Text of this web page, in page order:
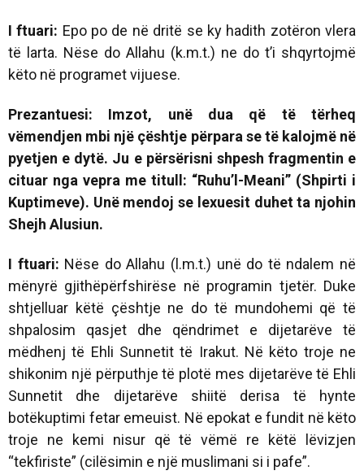
I ftuari: Epo po de në dritë se ky hadith zotëron vlera
të larta. Nëse do Allahu (k.m.t.) ne do t’i shqyrtojmë
këto në programet vijuese.
Prezantuesi: Imzot, unë dua që të tërheq
vëmendjen mbi një çështje përpara se të kalojmë në
pyetjen e dytë. Ju e përsërisni shpesh fragmentin e
cituar nga vepra me titull: “Ruhu’l-Meani” (Shpirti i
Kuptimeve). Unë mendoj se lexuesit duhet ta njohin
Shejh Alusiun.
I ftuari: Nëse do Allahu (l.m.t.) unë do të ndalem në
mënyrë gjithëpërfshirëse në programin tjetër. Duke
shtjelluar këtë çështje ne do të mundohemi që të
shpalosim qasjet dhe qëndrimet e dijetarëve të
mëdhenj të Ehli Sunnetit të Irakut. Në këto troje ne
shikonim një përputhje të plotë mes dijetarëve të Ehli
Sunnetit dhe dijetarëve shiitë derisa të hynte
botëkuptimi fetar emeuist. Në epokat e fundit në këto
troje ne kemi nisur që të vëmë re këtë lëvizjen
“tekfiriste” (cilësimin e një muslimani si i pafe”.